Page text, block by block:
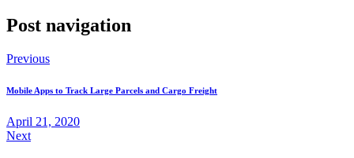
Post navigation
Previous
Mobile Apps to Track Large Parcels and Cargo Freight
April 21, 2020
Next